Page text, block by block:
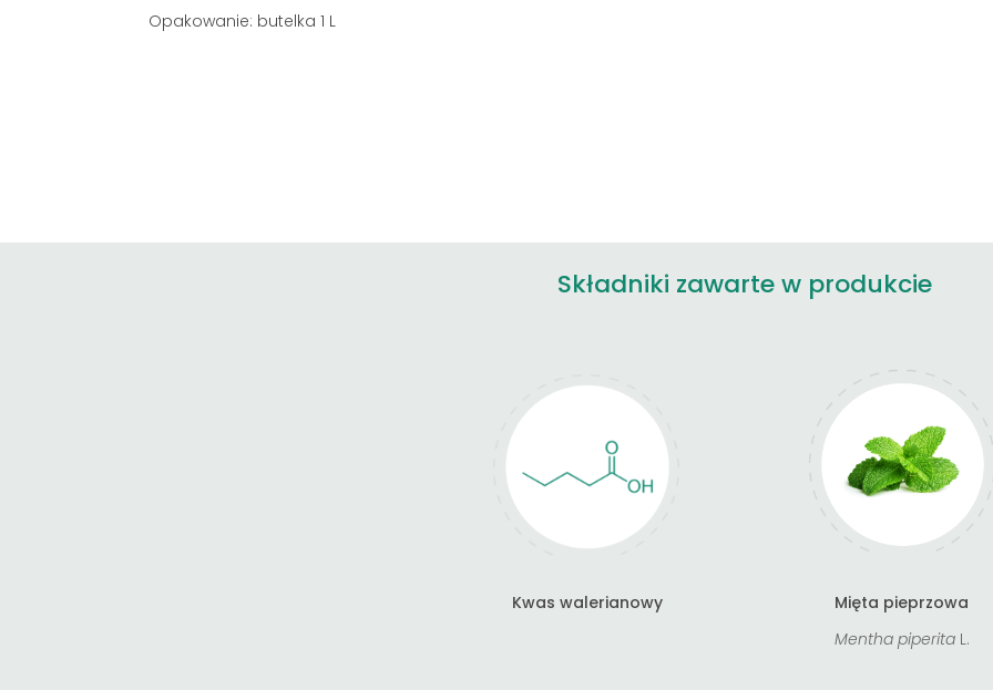
Opakowanie: butelka 1 L
Składniki zawarte w produkcie
Kwas walerianowy
Mięta pieprzowa
Mentha piperita L.